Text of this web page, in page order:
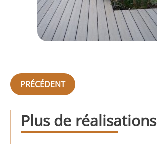
PRÉCÉDENT
Plus de réalisations